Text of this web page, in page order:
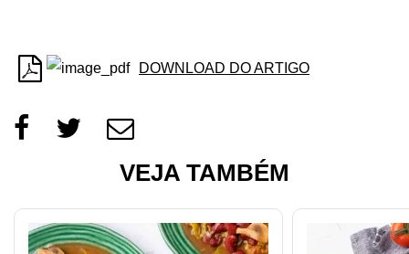
DOWNLOAD DO ARTIGO
VEJA TAMBÉM